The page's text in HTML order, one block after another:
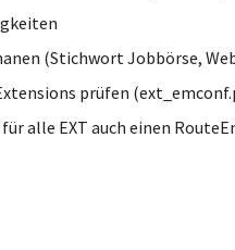
(Stichwort Jobbörse,
prüfen
für alle EXT auch einen